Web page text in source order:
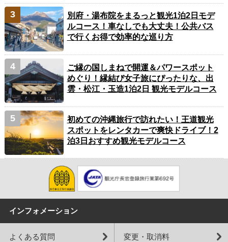
別府・湯布院をまるっと観光1泊2日モデ
ルコース！車なしでも大丈夫！公共バス
で行くお得で効率的な巡り方
ご縁の国しまねで開運＆パワースポット
めぐり！縁結び女子旅にぴったりな、出
雲・松江・玉造1泊2日 観光モデルコース
初めての沖縄旅行で訪れたい！王道観光
スポットをレンタカーで爽快ドライブ！2
泊3日おすすめ観光モデルコース
インフォメーション
よくある質問 変更・取消料